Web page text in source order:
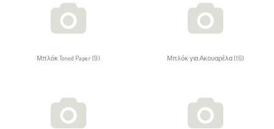
Μπλόκ Toned Paper (9) Μπλόκ για Ακουαρέλα (16)